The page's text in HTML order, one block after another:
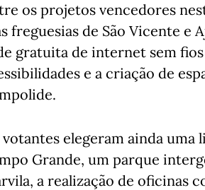
os projetos vencedores
freguesias de São Vicente
gratuita de internet sem
e a criação de
votantes elegeram ainda uma
Grande, um parque
a realização de oficinas